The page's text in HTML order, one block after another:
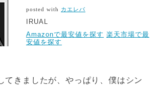
posted with カエレバ
IRUAL
Amazonで最安値を探す 楽天市場で最
安値を探す
てきましたが、やっぱり、僕はシン